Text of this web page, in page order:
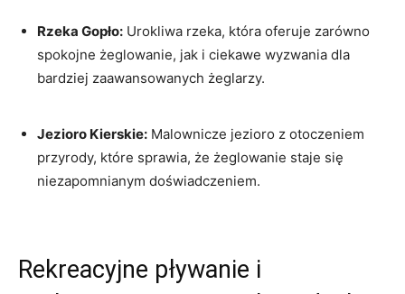
Rzeka Gopło: Urokliwa rzeka, która oferuje zarówno
spokojne żeglowanie, jak i ciekawe wyzwania dla
bardziej zaawansowanych żeglarzy.
Jezioro Kierskie: Malownicze jezioro z otoczeniem
przyrody, które sprawia, że żeglowanie staje się
niezapomnianym doświadczeniem.
Rekreacyjne pływanie i